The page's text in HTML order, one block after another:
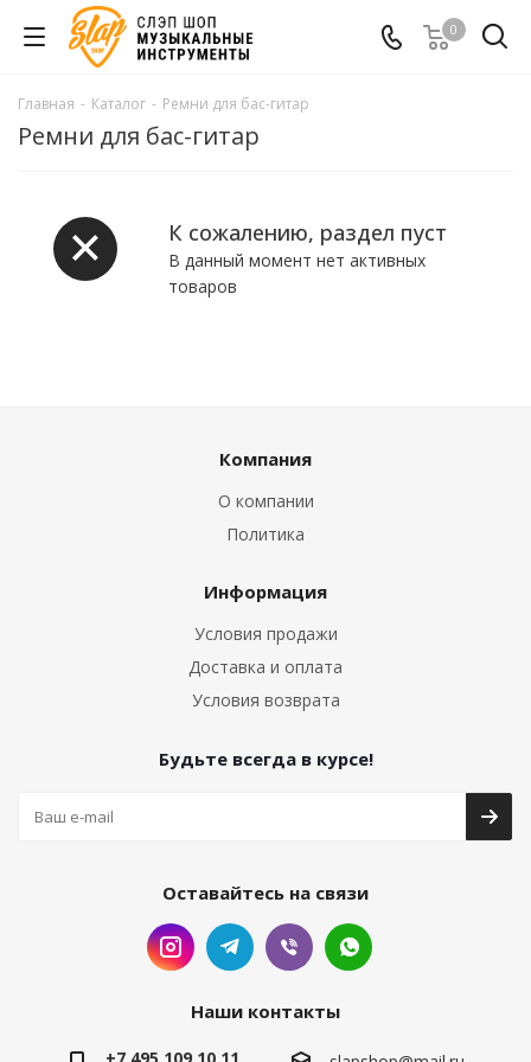
0
Главная - Каталог - Ремни для бас-гитар
Ремни для бас-гитар
К сожалению, раздел пуст
В данный момент нет активных
товаров
Компания
О компании
Политика
Информация
Условия продажи
Доставка и оплата
Условия возврата
Будьте всегда в курсе!
Оставайтесь на связи
Наши контакты